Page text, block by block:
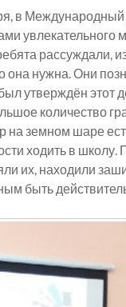
в Международный
рассуждали,
она нужна. Они
утверждён этот
количество
на земном шаре
ходить в школу.
их, находили
быть